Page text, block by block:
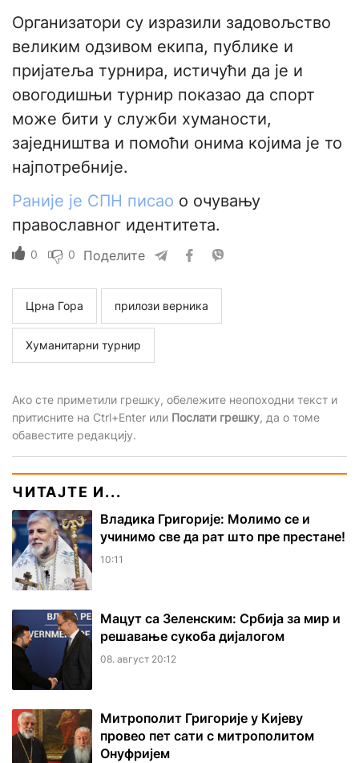
Организатори су изразили задовољство
великим одзивом екипа, публике и
пријатеља турнира, истичући да је и
овогодишњи турнир показао да спорт
може бити у служби хуманости,
заједништва и помоћи онима којима је то
најпотребније.
Раније је СПН писао о очувању
православног идентитета.
0 0 Поделите
Црна Гора прилози верника
Хуманитарни турнир
Ако сте приметили грешку, обележите неопоходни текст и
притисните на Ctrl+Enter или Послати грешку, да о томе
обавестите редакцију.
ЧИТАЈТЕ И...
Владика Григорије: Молимо се и
учинимо све да рат што пре престане!
10:11
Мацут са Зеленским: Србија за мир и
решавање сукоба дијалогом
08. август 20:12
Митрополит Григорије у Кијеву
провео пет сати с митрополитом
Онуфријем